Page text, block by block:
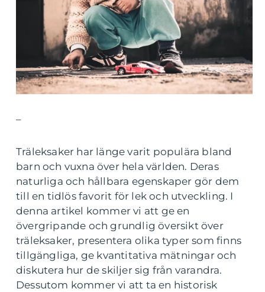
–
Träleksaker har länge varit populära bland
barn och vuxna över hela världen. Deras
naturliga och hållbara egenskaper gör dem
till en tidlös favorit för lek och utveckling. I
denna artikel kommer vi att ge en
övergripande och grundlig översikt över
träleksaker, presentera olika typer som finns
tillgängliga, ge kvantitativa mätningar och
diskutera hur de skiljer sig från varandra.
Dessutom kommer vi att ta en historisk